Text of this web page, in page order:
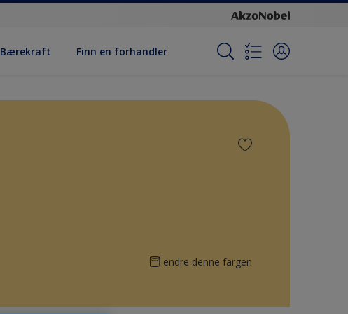
Bærekraft Finn en forhandler
endre denne fargen